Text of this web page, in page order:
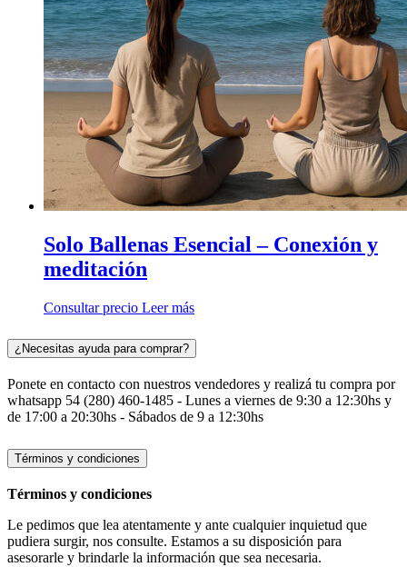
Solo Ballenas Esencial – Conexión y
meditación
Consultar precio Leer más
¿Necesitas ayuda para comprar?
Ponete en contacto con nuestros vendedores y realizá tu compra por
whatsapp 54 (280) 460-1485 - Lunes a viernes de 9:30 a 12:30hs y
de 17:00 a 20:30hs - Sábados de 9 a 12:30hs
Términos y condiciones
Términos y condiciones
Le pedimos que lea atentamente y ante cualquier inquietud que
pudiera surgir, nos consulte. Estamos a su disposición para
asesorarle y brindarle la información que sea necesaria.